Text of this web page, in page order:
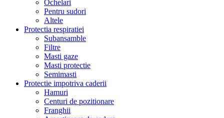
Ochelari
Pentru sudori
Altele
Protectia respiratiei
Subansamble
Filtre
Masti gaze
Masti protectie
Semimasti
Protectie impotriva caderii
Hamuri
Centuri de pozitionare
Franghii